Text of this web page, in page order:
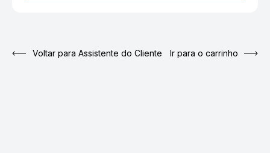
Voltar para Assistente do Cliente Ir para o carrinho